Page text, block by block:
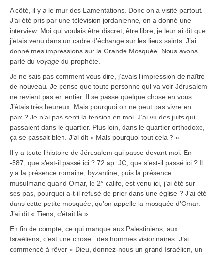
A côté, il y a le mur des Lamentations. Donc on a visité partout.
J’ai été pris par une télévision jordanienne, on a donné une
interview. Moi qui voulais être discret, être libre, je leur ai dit que
j’étais venu dans un cadre d’échange sur les lieux saints. J’ai
donné mes impressions sur la Grande Mosquée. Nous avons
parlé du voyage du prophète.
Je ne sais pas comment vous dire, j’avais l‘impression de naître
de nouveau. Je pense que toute personne qui va voir Jérusalem
ne revient pas en entier. Il se passe quelque chose en vous.
J’étais très heureux. Mais pourquoi on ne peut pas vivre en
paix ? Je n’ai pas senti la tension en moi. J’ai vu des juifs qui
passaient dans le quartier. Plus loin, dans le quartier orthodoxe,
ça se passait bien. J’ai dit « Mais pourquoi tout cela ? »
Il y a toute l’histoire de Jérusalem qui passe devant moi. En
-587, que s’est-il passé ici ? 72 ap. JC, que s’est-il passé ici ? Il
y a la présence romaine, byzantine, puis la présence
musulmane quand Omar, le 2° calife, est venu ici, j’ai été sur
ses pas, pourquoi a-t-il refusé de prier dans une église ? J’ai été
dans cette petite mosquée, qu’on appelle la mosquée d’Omar.
J’ai dit « Tiens, c’était là ».
En fin de compte, ce qui manque aux Palestiniens, aux
Israéliens, c’est une chose : des hommes visionnaires. J’ai
commencé à rêver « Dieu, donnez-nous un grand Israélien, un